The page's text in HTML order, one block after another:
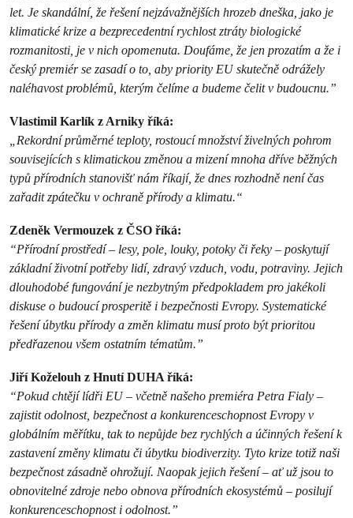
let. Je skandální, že řešení nejzávažnějších hrozeb dneška, jako je
klimatické krize a bezprecedentní rychlost ztráty biologické
rozmanitosti, je v nich opomenuta. Doufáme, že jen prozatím a že i
český premiér se zasadí o to, aby priority EU skutečně odrážely
naléhavost problémů, kterým čelíme a budeme čelit v budoucnu.”
Vlastimil Karlík z Arniky říká:
„Rekordní průměrné teploty, rostoucí množství živelných pohrom
souvisejících s klimatickou změnou a mizení mnoha dříve běžných
typů přírodních stanovišť nám říkají, že dnes rozhodně není čas
zařadit zpátečku v ochraně přírody a klimatu.“
Zdeněk Vermouzek z ČSO říká:
“Přírodní prostředí – lesy, pole, louky, potoky či řeky – poskytují
základní životní potřeby lidí, zdravý vzduch, vodu, potraviny. Jejich
dlouhodobé fungování je nezbytným předpokladem pro jakékoli
diskuse o budoucí prosperitě i bezpečnosti Evropy. Systematické
řešení úbytku přírody a změn klimatu musí proto být prioritou
předřazenou všem ostatním tématům.”
Jiří Koželouh z Hnutí DUHA říká:
“Pokud chtějí lídři EU – včetně našeho premiéra Petra Fialy –
zajistit odolnost, bezpečnost a konkurenceschopnost Evropy v
globálním měřítku, tak to nepůjde bez rychlých a účinných řešení k
zastavení změny klimatu či úbytku biodiverzity. Tyto krize totiž naši
bezpečnost zásadně ohrožují. Naopak jejich řešení – ať už jsou to
obnovitelné zdroje nebo obnova přírodních ekosystémů – posilují
konkurenceschopnost i odolnost.”